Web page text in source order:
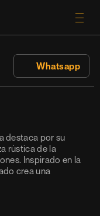
Whatsapp
destaca por su
rústica de la
Inspirado en la
crea una